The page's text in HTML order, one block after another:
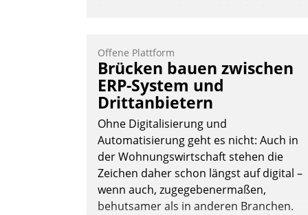
Frage: Wie lassen sich Mammutprojekte
meistern und Workloads wuppen – bei
zunehmend anspruchsvollen Aufgaben
und abnehmendem Nachwuchs?
Nadja Hußmann
Offene Plattform
Brücken bauen zwischen
ERP-System und
Drittanbietern
Ohne Digitalisierung und
Automatisierung geht es nicht: Auch in
der Wohnungswirtschaft stehen die
Zeichen daher schon längst auf digital –
wenn auch, zugegebenermaßen,
behutsamer als in anderen Branchen.